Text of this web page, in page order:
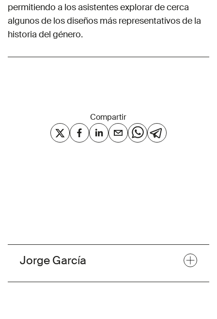
permitiendo a los asistentes explorar de cerca
algunos de los diseños más representativos de la
historia del género.
Compartir
Jorge García